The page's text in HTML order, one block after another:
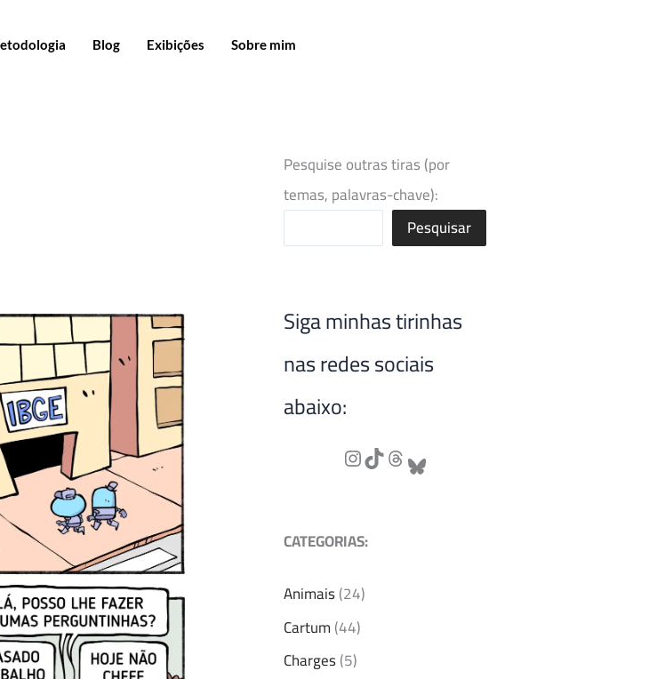
Blog Exibições Sobre mim
Pesquise outras tiras (por
temas, palavras-chave):
Pesquisar
Siga minhas tirinhas
nas redes sociais
abaixo:
CATEGORIAS:
Animais(24)
Cartum(44)
Charges(5)